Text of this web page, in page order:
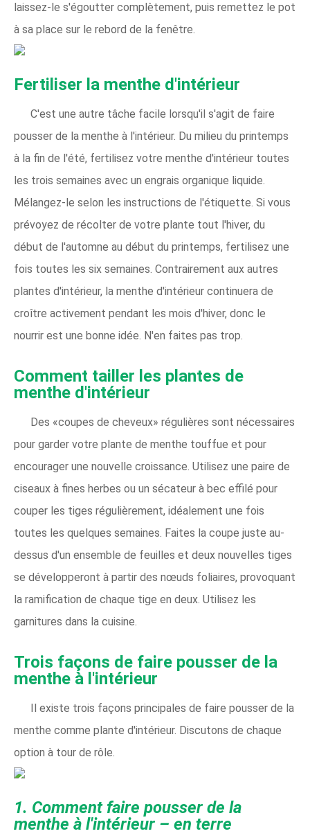
laissez-le s'égoutter complètement, puis remettez le pot
à sa place sur le rebord de la fenêtre.
Fertiliser la menthe d'intérieur
C'est une autre tâche facile lorsqu'il s'agit de faire
pousser de la menthe à l'intérieur. Du milieu du printemps
à la fin de l'été, fertilisez votre menthe d'intérieur toutes
les trois semaines avec un engrais organique liquide.
Mélangez-le selon les instructions de l'étiquette. Si vous
prévoyez de récolter de votre plante tout l'hiver, du
début de l'automne au début du printemps, fertilisez une
fois toutes les six semaines. Contrairement aux autres
plantes d'intérieur, la menthe d'intérieur continuera de
croître activement pendant les mois d'hiver, donc le
nourrir est une bonne idée. N'en faites pas trop.
Comment tailler les plantes de
menthe d'intérieur
Des «coupes de cheveux» régulières sont nécessaires
pour garder votre plante de menthe touffue et pour
encourager une nouvelle croissance. Utilisez une paire de
ciseaux à fines herbes ou un sécateur à bec effilé pour
couper les tiges régulièrement, idéalement une fois
toutes les quelques semaines. Faites la coupe juste au-
dessus d'un ensemble de feuilles et deux nouvelles tiges
se développeront à partir des nœuds foliaires, provoquant
la ramification de chaque tige en deux. Utilisez les
garnitures dans la cuisine.
Trois façons de faire pousser de la
menthe à l'intérieur
Il existe trois façons principales de faire pousser de la
menthe comme plante d'intérieur. Discutons de chaque
option à tour de rôle.
1. Comment faire pousser de la
menthe à l'intérieur – en terre